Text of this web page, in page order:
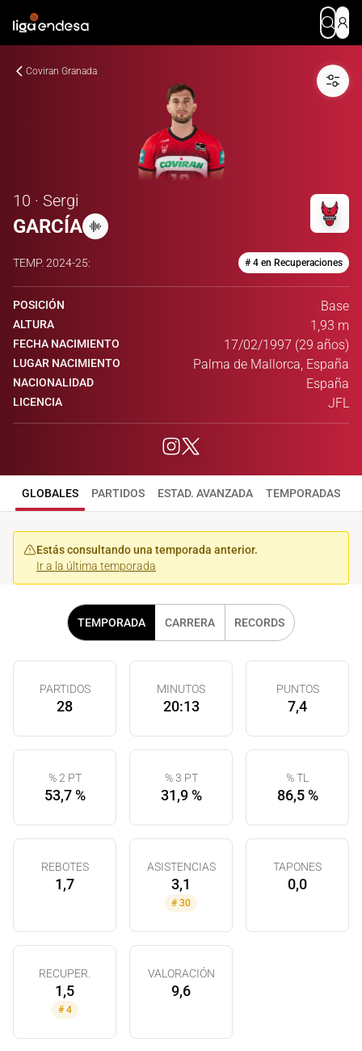
Coviran Granada
10 · Sergi
GARCÍA
TEMP. 2024-25: # 4 en Recuperaciones
POSICIÓN Base
ALTURA 1,93 m
FECHA NACIMIENTO 17/02/1997 (29 años)
LUGAR NACIMIENTO Palma de Mallorca, España
NACIONALIDAD España
LICENCIA JFL
GLOBALES PARTIDOS ESTAD. AVANZADA TEMPORADAS
Estás consultando una temporada anterior.
Ir a la última temporada
TEMPORADA CARRERA RECORDS
PARTIDOS
28
MINUTOS
20:13
PUNTOS
7,4
% 2 PT
53,7 %
% 3 PT
31,9 %
% TL
86,5 %
REBOTES
1,7
ASISTENCIAS
3,1
# 30
TAPONES
0,0
RECUPER.
1,5
# 4
VALORACIÓN
9,6